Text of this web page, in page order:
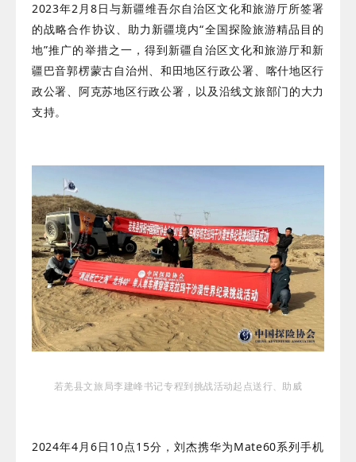
2023年2月8日与新疆维吾尔自治区文化和旅游厅所签署
的战略合作协议、助力新疆境内“全国探险旅游精品目的
地”推广的举措之一，得到新疆自治区文化和旅游厅和新
疆巴音郭楞蒙古自治州、和田地区行政公署、喀什地区行
政公署、阿克苏地区行政公署，以及沿线文旅部门的大力
支持。
若羌县文旅局李建峰书记专程到挑战活动起点送行、助威
2024年4月6日10点15分，刘杰携华为Mate60系列手机